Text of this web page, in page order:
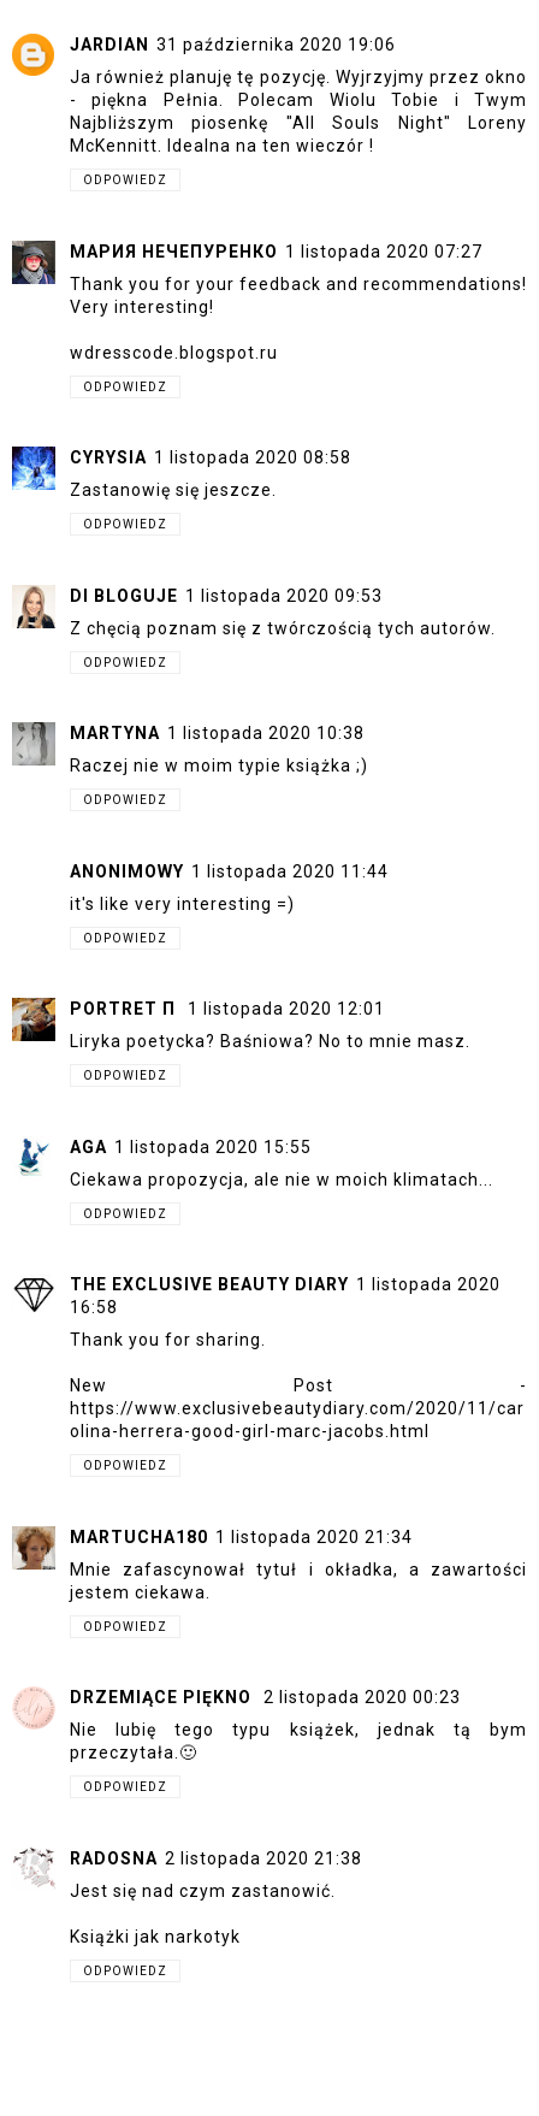
JARDIAN
31 października 2020 19:06
Ja również planuję tę pozycję. Wyjrzyjmy przez okno
- piękna Pełnia. Polecam Wiolu Tobie i Twym
Najbliższym piosenkę "All Souls Night" Loreny
McKennitt. Idealna na ten wieczór !
ODPOWIEDZ
МАРИЯ НЕЧЕПУРЕНКО 1 listopada 2020 07:27
Thank you for your feedback and recommendations!
Very interesting!
wdresscode.blogspot.ru
ODPOWIEDZ
CYRYSIA 1 listopada 2020 08:58
Zastanowię się jeszcze.
ODPOWIEDZ
DI BLOGUJE 1 listopada 2020 09:53
Z chęcią poznam się z twórczością tych autorów.
ODPOWIEDZ
MARTYNA 1 listopada 2020 10:38
Raczej nie w moim typie książka ;)
ODPOWIEDZ
ANONIMOWY 1 listopada 2020 11:44
it's like very interesting =)
ODPOWIEDZ
PORTRET Π
1 listopada 2020 12:01
Liryka poetycka? Baśniowa? No to mnie masz.
ODPOWIEDZ
AGA 1 listopada 2020 15:55
Ciekawa propozycja, ale nie w moich klimatach...
ODPOWIEDZ
THE EXCLUSIVE BEAUTY DIARY 1 listopada 2020
16:58
Thank you for sharing.
New Post -
https://www.exclusivebeautydiary.com/2020/11/car
olina-herrera-good-girl-marc-jacobs.html
ODPOWIEDZ
MARTUCHA180 1 listopada 2020 21:34
Mnie zafascynował tytuł i okładka, a zawartości
jestem ciekawa.
ODPOWIEDZ
DRZEMIĄCE PIĘKNO
2 listopada 2020 00:23
Nie lubię tego typu książek, jednak tą bym
przeczytała.🙂
ODPOWIEDZ
RADOSNA 2 listopada 2020 21:38
Jest się nad czym zastanowić.
Książki jak narkotyk
ODPOWIEDZ